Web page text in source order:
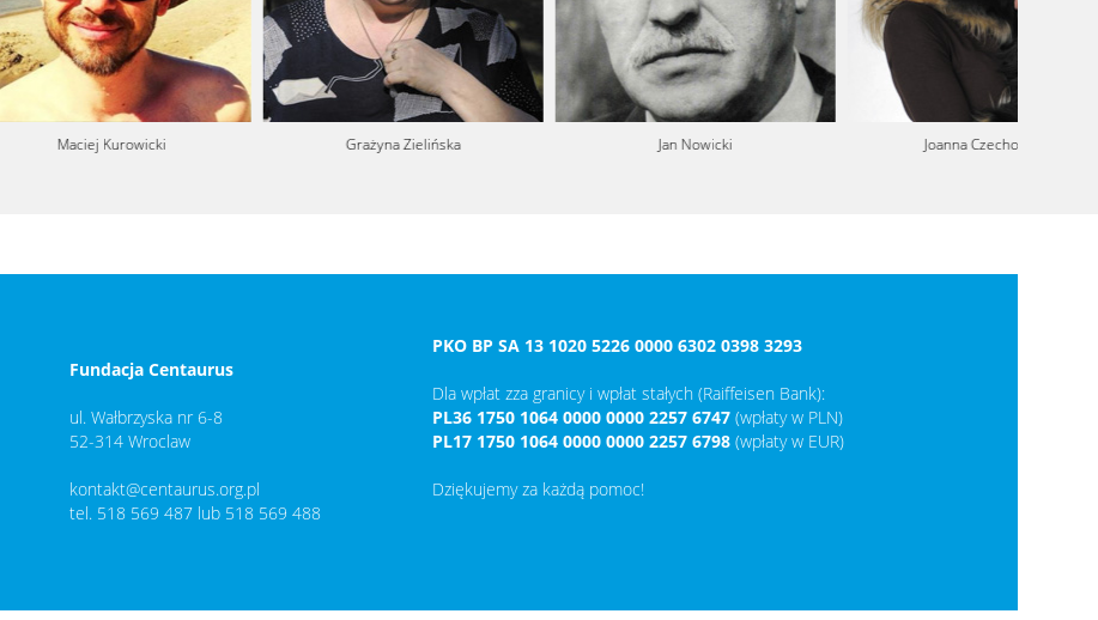
Grażyna Zielińska Joanna Czechowska
Fundacja Centaurus
ul. Wałbrzyska nr 6-8
52-314 Wroclaw
kontakt@centaurus.org.pl
tel. 518 569 487 lub 518 569 488
PKO BP SA 13 1020 5226 0000 6302 0398 3293
Dla wpłat zza granicy i wpłat stałych (Raiffeisen Bank):
PL36 1750 1064 0000 0000 2257 6747(wpłaty w PLN)
PL17 1750 1064 0000 0000 2257 6798(wpłaty w EUR)
Dziękujemy za każdą pomoc!